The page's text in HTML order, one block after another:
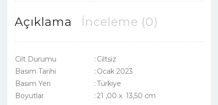
Açıklama İnceleme (0)
Cilt Durumu : Ciltsiz
Basım Tarihi
: Ocak 2023
Basım Yeri
:Türkiye
Boyutlar
:21 ,00 x 13,50 cm